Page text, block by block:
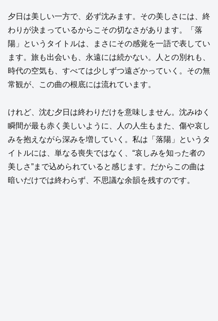
夕日は美しい一方で、必ず沈みます。その美しさには、終
わりが決まっているからこその切なさがあります。「落
陽」というタイトルは、まさにその感覚を一語で表してい
ます。旅も出会いも、永遠には続かない。人との別れも、
時代の空気も、すべては少しずつ遠ざかっていく。その無
常観が、この曲の根底には流れています。
けれど、沈む夕日は終わりだけを意味しません。沈みゆく
瞬間が最も赤く美しいように、人の人生もまた、傷や哀し
みを抱えながら深みを増していく。私は「落陽」というタ
イトルには、単なる喪失ではなく、“哀しみを知った者の
美しさ”まで込められていると感じます。だからこの曲は
暗いだけでは終わらず、不思議な余韻を残すのです。